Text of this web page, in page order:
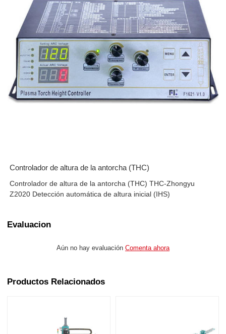
Controlador de altura de la antorcha (THC)
Controlador de altura de la antorcha (THC) THC-Zhongyu
Z2020 Detección automática de altura inicial (IHS)
Evaluacion
Aún no hay evaluación Comenta ahora
Productos Relacionados